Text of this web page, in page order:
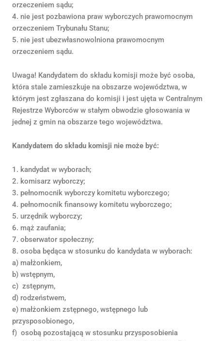
orzeczeniem sądu;
4. nie jest pozbawiona praw wyborczych prawomocnym
orzeczeniem Trybunału Stanu;
5. nie jest ubezwłasnowolniona prawomocnym
orzeczeniem sądu.
Uwaga! Kandydatem do składu komisji może być osoba,
która stale zamieszkuje na obszarze województwa, w
którym jest zgłaszana do komisji i jest ujęta w Centralnym
Rejestrze Wyborców w stałym obwodzie głosowania w
jednej z gmin na obszarze tego województwa.
Kandydatem do składu komisji nie może być:
1. kandydat w wyborach;
2. komisarz wyborczy;
3. pełnomocnik wyborczy komitetu wyborczego;
4. pełnomocnik finansowy komitetu wyborczego;
5. urzędnik wyborczy;
6. mąż zaufania;
7. obserwator społeczny;
8. osoba będąca w stosunku do kandydata w wyborach:
a) małżonkiem,
b) wstępnym,
c) zstępnym,
d) rodzeństwem,
e) małżonkiem zstępnego, wstępnego lub
przysposobionego,
f) osobą pozostającą w stosunku przysposobienia